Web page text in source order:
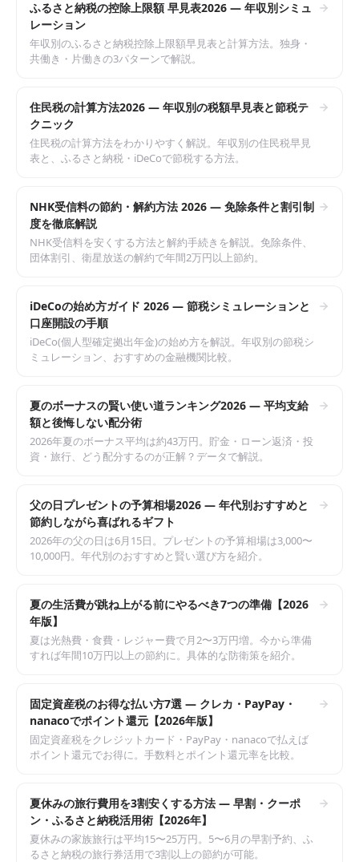
ふるさと納税の控除上限額 早見表2026 — 年収別シミュ
レーション
年収別のふるさと納税控除上限額早見表と計算方法。独身・
共働き・片働きの3パターンで解説。
住民税の計算方法2026 — 年収別の税額早見表と節税テ
クニック
住民税の計算方法をわかりやすく解説。年収別の住民税早見
表と、ふるさと納税・iDeCoで節税する方法。
NHK受信料の節約・解約方法 2026 — 免除条件と割引制
度を徹底解説
NHK受信料を安くする方法と解約手続きを解説。免除条件、
団体割引、衛星放送の解約で年間2万円以上節約。
iDeCoの始め方ガイド 2026 — 節税シミュレーションと
口座開設の手順
iDeCo(個人型確定拠出年金)の始め方を解説。年収別の節税シ
ミュレーション、おすすめの金融機関比較。
夏のボーナスの賢い使い道ランキング2026 — 平均支給
額と後悔しない配分術
2026年夏のボーナス平均は約43万円。貯金・ローン返済・投
資・旅行、どう配分するのが正解？データで解説。
父の日プレゼントの予算相場2026 — 年代別おすすめと
節約しながら喜ばれるギフト
2026年の父の日は6月15日。プレゼントの予算相場は3,000〜
10,000円。年代別のおすすめと賢い選び方を紹介。
夏の生活費が跳ね上がる前にやるべき7つの準備【2026
年版】
夏は光熱費・食費・レジャー費で月2〜3万円増。今から準備
すれば年間10万円以上の節約に。具体的な防衛策を紹介。
固定資産税のお得な払い方7選 — クレカ・PayPay・
nanacoでポイント還元【2026年版】
固定資産税をクレジットカード・PayPay・nanacoで払えば
ポイント還元でお得に。手数料とポイント還元率を比較。
夏休みの旅行費用を3割安くする方法 — 早割・クーポ
ン・ふるさと納税活用術【2026年】
夏休みの家族旅行は平均15〜25万円。5〜6月の早割予約、ふ
るさと納税の旅行券活用で3割以上の節約が可能。